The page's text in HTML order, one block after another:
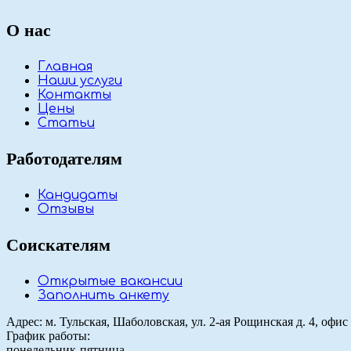
О нас
Главная
Наши услуги
Контакты
Цены
Статьи
Работодателям
Кандидаты
Отзывы
Соискателям
Открытые вакансии
Заполнить анкету
Адрес: м. Тульская, Шаболовская, ул. 2-ая Рощинская д. 4, офис
График работы: